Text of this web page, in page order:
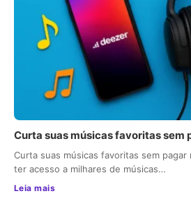
Curta suas músicas favoritas sem
Curta suas músicas favoritas sem pagar
ter acesso a milhares de músicas…
Leia mais